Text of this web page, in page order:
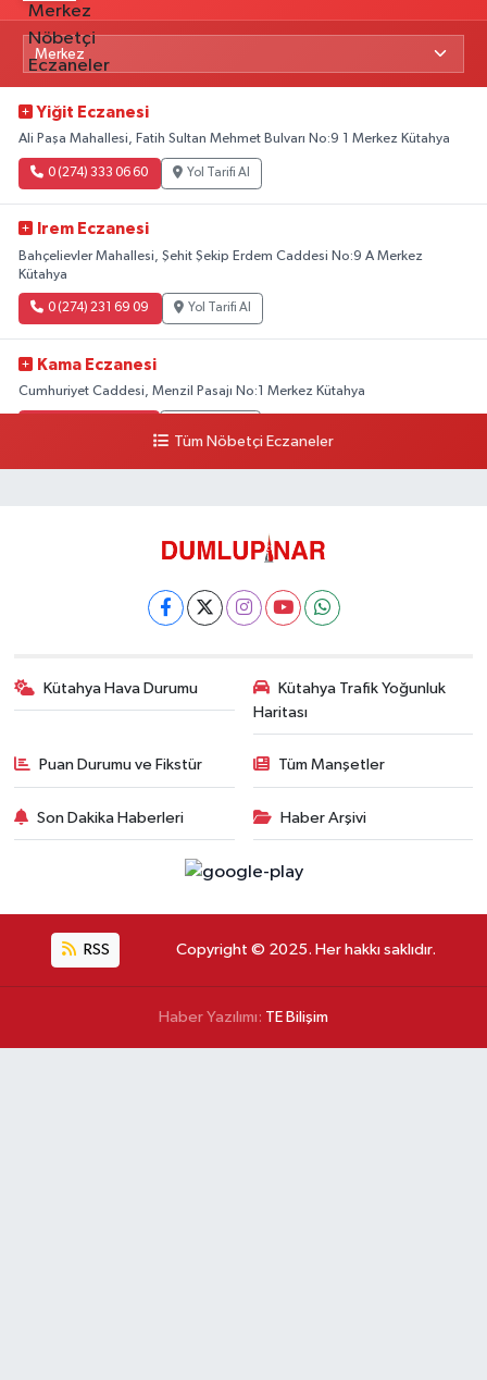
Yiğit Eczanesi
Ali Paşa Mahallesi, Fatih Sultan Mehmet Bulvarı No:9 1 Merkez Kütahya
0 (274) 333 06 60 Yol Tarifi Al
Irem Eczanesi
Bahçelievler Mahallesi, Şehit Şekip Erdem Caddesi No:9 A Merkez
Kütahya
0 (274) 231 69 09 Yol Tarifi Al
Kama Eczanesi
Cumhuriyet Caddesi, Menzil Pasajı No:1 Merkez Kütahya
Yol Tarifi Al
Dönmez Eczanesi
Cemalettin Mahallesi, Kıbrıs Caddesi No:21 Merkez Kütahya
Tüm Nöbetçi Eczaneler
Kütahya Hava Durumu
Kütahya Trafik Yoğunluk
Haritası
Puan Durumu ve Fikstür Tüm Manşetler
Son Dakika Haberleri Haber Arşivi
RSS Copyright © 2025. Her hakkı saklıdır.
Haber Yazılımı: TE Bilişim